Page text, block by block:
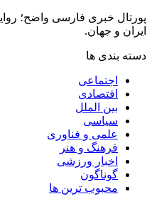
پورتال خبری فارسی واضح؛
ایران و جهان.
دسته بندی ها
اجتماعی
اقتصادی
بین الملل
سیاسی
علمی و فناوری
فرهنگ و هنر
اخبار ورزشی
گوناگون
محبوب ترین ها